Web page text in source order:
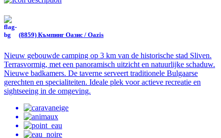
(8859) Къмпинг Оазис / Oazis
Nieuw gebouwde camping op 3 km van de historische stad Sliven.
Terrasvormig, met een panoramisch uitzicht en natuurlijke schaduw.
Nieuwe badkamers. De taverne serveert traditionele Bulgaarse
gerechten en specialiteiten. Ideale plek voor actieve recreatie en
sightseeing in de omgeving.